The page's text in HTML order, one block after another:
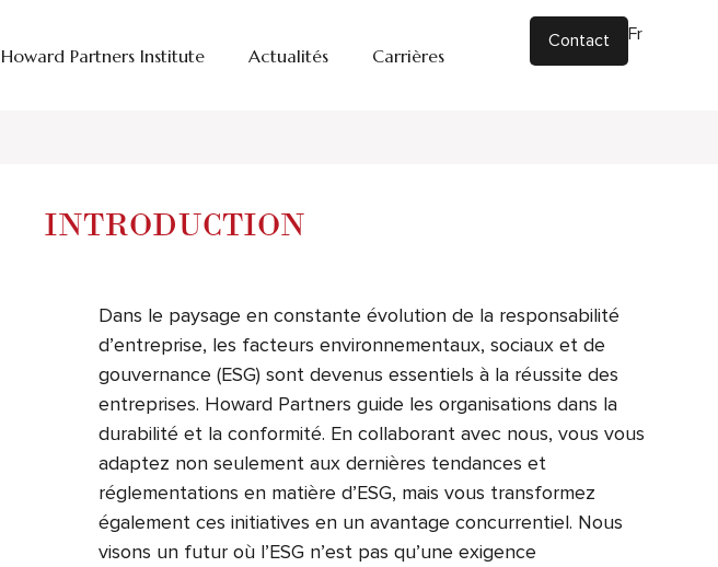
Howard Partners Institute Actualités Carrières
Contact Fr
INTRODUCTION
Dans le paysage en constante évolution de la responsabilité
d’entreprise, les facteurs environnementaux, sociaux et de
gouvernance (ESG) sont devenus essentiels à la réussite des
entreprises. Howard Partners guide les organisations dans la
durabilité et la conformité. En collaborant avec nous, vous vous
adaptez non seulement aux dernières tendances et
réglementations en matière d’ESG, mais vous transformez
également ces initiatives en un avantage concurrentiel. Nous
visons un futur où l’ESG n’est pas qu’une exigence